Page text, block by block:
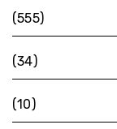
(555)
(34)
(10)